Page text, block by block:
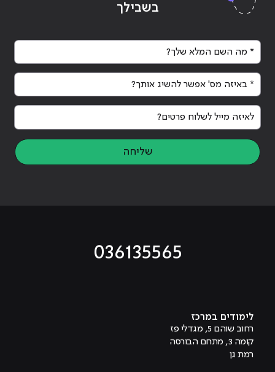
בשבילך
* מה השם המלא שלך?
* באיזה מס' אפשר להשיג אותך?
לאיזה מייל לשלוח פרטים?
שליחה
036135565
לימודים במרכז
רחוב שוהם 5, מגדלי פז
קומה 3, מתחם הבורסה
רמת גן